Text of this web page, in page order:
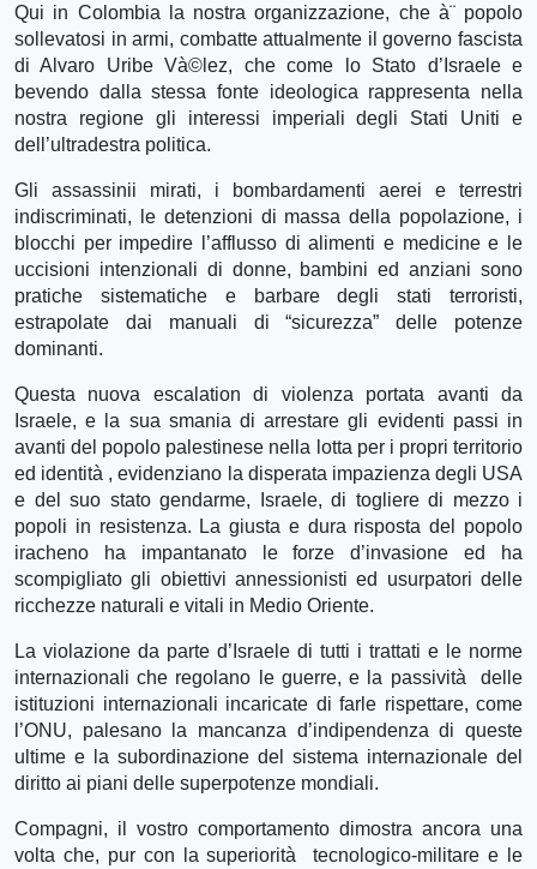
Qui in Colombia la nostra organizzazione, che à¨ popolo
sollevatosi in armi, combatte attualmente il governo fascista
di Alvaro Uribe Và©lez, che come lo Stato d’Israele e
bevendo dalla stessa fonte ideologica rappresenta nella
nostra regione gli interessi imperiali degli Stati Uniti e
dell’ultradestra politica.
Gli assassinii mirati, i bombardamenti aerei e terrestri
indiscriminati, le detenzioni di massa della popolazione, i
blocchi per impedire l’afflusso di alimenti e medicine e le
uccisioni intenzionali di donne, bambini ed anziani sono
pratiche sistematiche e barbare degli stati terroristi,
estrapolate dai manuali di “sicurezza” delle potenze
dominanti.
Questa nuova escalation di violenza portata avanti da
Israele, e la sua smania di arrestare gli evidenti passi in
avanti del popolo palestinese nella lotta per i propri territorio
ed identità , evidenziano la disperata impazienza degli USA
e del suo stato gendarme, Israele, di togliere di mezzo i
popoli in resistenza. La giusta e dura risposta del popolo
iracheno ha impantanato le forze d’invasione ed ha
scompigliato gli obiettivi annessionisti ed usurpatori delle
ricchezze naturali e vitali in Medio Oriente.
La violazione da parte d’Israele di tutti i trattati e le norme
internazionali che regolano le guerre, e la passività delle
istituzioni internazionali incaricate di farle rispettare, come
l’ONU, palesano la mancanza d’indipendenza di queste
ultime e la subordinazione del sistema internazionale del
diritto ai piani delle superpotenze mondiali.
Compagni, il vostro comportamento dimostra ancora una
volta che, pur con la superiorità tecnologico-militare e le